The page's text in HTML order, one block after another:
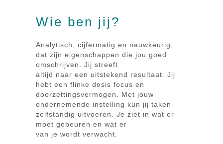
Wie ben jij?
Analytisch, cijfermatig en nauwkeurig,
dat zijn eigenschappen die jou goed
omschrijven. Jij streeft
altijd naar een uitstekend resultaat. Jij
hebt een flinke dosis focus en
doorzettingsvermogen. Met jouw
ondernemende instelling kun jij taken
zelfstandig uitvoeren. Je ziet in wat er
moet gebeuren en wat er
van je wordt verwacht.